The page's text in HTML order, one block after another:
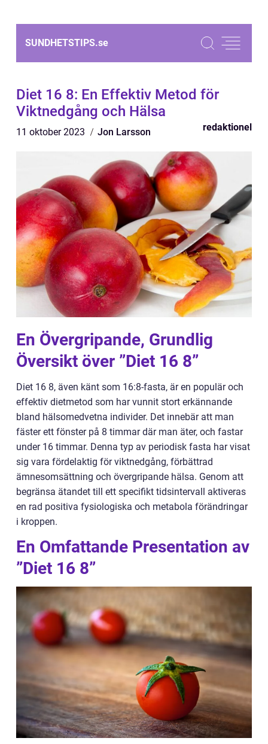
SUNDHETSTIPS.se
Diet 16 8: En Effektiv Metod för
Viktnedgång och Hälsa
11 oktober 2023 Jon Larsson redaktionel
En Övergripande, Grundlig
Översikt över ”Diet 16 8”
Diet 16 8, även känt som 16:8-fasta, är en populär och
effektiv dietmetod som har vunnit stort erkännande
bland hälsomedvetna individer. Det innebär att man
fäster ett fönster på 8 timmar där man äter, och fastar
under 16 timmar. Denna typ av periodisk fasta har visat
sig vara fördelaktig för viktnedgång, förbättrad
ämnesomsättning och övergripande hälsa. Genom att
begränsa ätandet till ett specifikt tidsintervall aktiveras
en rad positiva fysiologiska och metabola förändringar
i kroppen.
En Omfattande Presentation av
”Diet 16 8”